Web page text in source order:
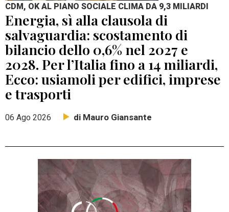
CDM, OK AL PIANO SOCIALE CLIMA DA 9,3 MILIARDI
Energia, sì alla clausola di
salvaguardia: scostamento di
bilancio dello 0,6% nel 2027 e
2028. Per l’Italia fino a 14 miliardi,
Ecco: usiamoli per edifici, imprese
e trasporti
06 Ago 2026 di Mauro Giansante